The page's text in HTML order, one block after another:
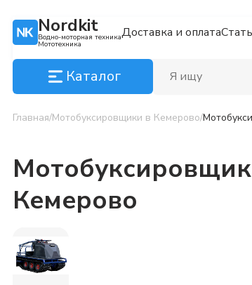
Nordkit
Водно-моторная техника
Мототехника
Доставка и оплата
Каталог
Главная/Мотобуксировщики в Кемерово/
Кемерово